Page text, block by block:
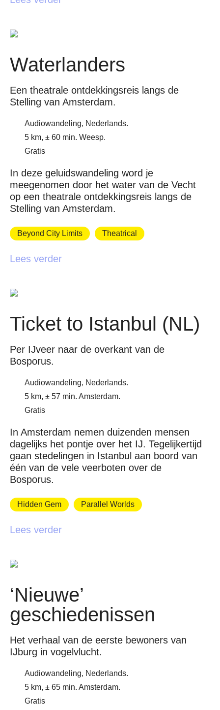
Waterlanders
Een theatrale ontdekkingsreis langs de
Stelling van Amsterdam.
Audiowandeling, Nederlands.
5 km, ± 60 min. Weesp.
Gratis
In deze geluidswandeling word je
meegenomen door het water van de Vecht
op een theatrale ontdekkingsreis langs de
Stelling van Amsterdam.
Beyond City Limits Theatrical
Lees verder
Ticket to Istanbul (NL)
Per IJveer naar de overkant van de
Bosporus.
Audiowandeling, Nederlands.
5 km, ± 57 min. Amsterdam.
Gratis
In Amsterdam nemen duizenden mensen
dagelijks het pontje over het IJ. Tegelijkertijd
gaan stedelingen in Istanbul aan boord van
één van de vele veerboten over de
Bosporus.
Hidden Gem Parallel Worlds
Lees verder
‘Nieuwe’
geschiedenissen
Het verhaal van de eerste bewoners van
IJburg in vogelvlucht.
Audiowandeling, Nederlands.
5 km, ± 65 min. Amsterdam.
Gratis